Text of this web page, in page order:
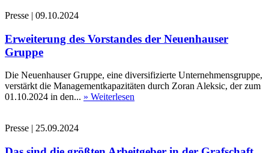
Presse | 09.10.2024
Erweiterung des Vorstandes der Neuenhauser
Gruppe
Die Neuenhauser Gruppe, eine diversifizierte Unternehmensgruppe,
verstärkt die Managementkapazitäten durch Zoran Aleksic, der zum
01.10.2024 in den... » Weiterlesen
Presse | 25.09.2024